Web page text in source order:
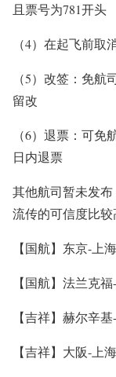
且票号为781开头
（4）在起飞前取
（5）改签：免
留改
（6）退票：可
日内退票
其他航司暂未发
流传的可信度比较
【国航】东京-上
【国航】法兰克
【吉祥】赫尔辛
【吉祥】大阪-上